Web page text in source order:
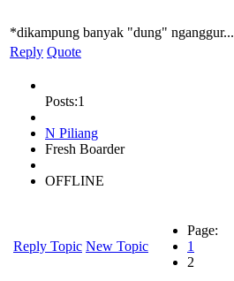
*dikampung banyak "dung" nganggur...
Reply Quote
Posts:1
N Piliang
Fresh Boarder
OFFLINE
Reply Topic New Topic
Page:
1
2